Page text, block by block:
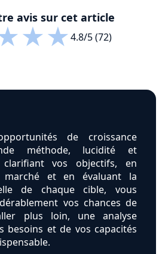
avis sur cet article
★★4.8/5 (72)
de croissance
méthode, lucidité et
vos objectifs, en
marché et en évaluant la
de chaque cible, vous
vos chances de
plus loin, une analyse
besoins et de vos capacités